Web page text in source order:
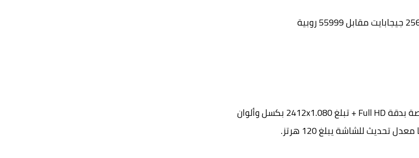
-يأتي OnePlus 10T بشاشة Fluid AMOLED مقاس 6.7 بوصة بدقة Full HD + تبلغ 2412x1.080 بكسل وألوان